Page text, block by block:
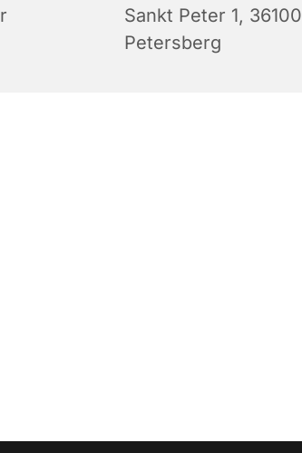
Sankt Peter 1, 36100
Petersberg